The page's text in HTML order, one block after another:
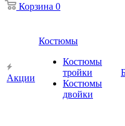
Корзина 0
Акции
Костюмы
Костюмы
тройки
Костюмы
двойки